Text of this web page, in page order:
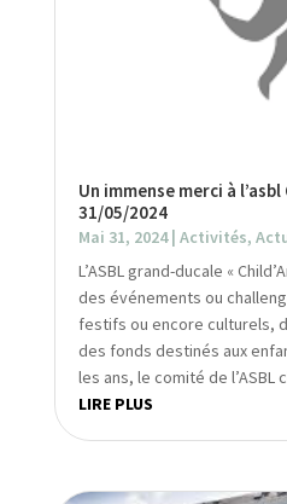
Un immense merci à l’asbl
31/05/2024
Mai 31, 2024| Activités,
L’ASBL grand-ducale «
des événements ou
festifs ou encore culturels,
des fonds destinés aux
les ans, le comité de l’ASBL
LIRE PLUS